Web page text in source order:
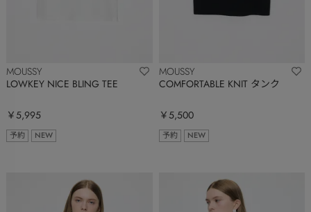
MOUSSY
LOWKEY NICE BLING TEE
￥5,995
予約 NEW
MOUSSY
COMFORTABLE KNIT タンク
￥5,500
予約 NEW